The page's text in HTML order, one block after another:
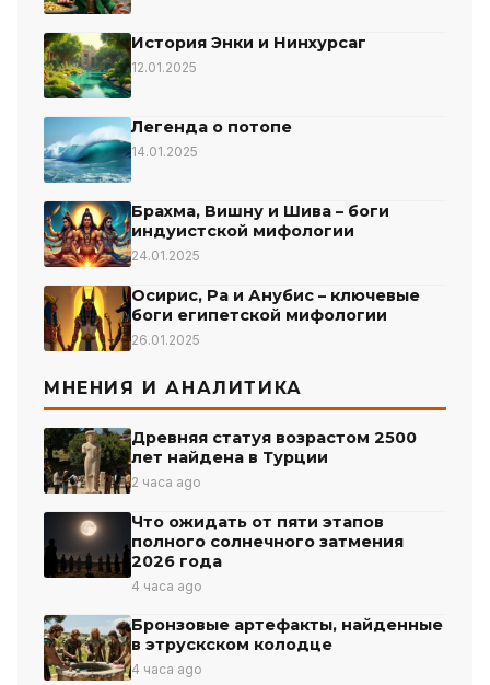
История Энки и Нинхурсаг
12.01.2025
Легенда о потопе
14.01.2025
Брахма, Вишну и Шива – боги
индуистской мифологии
24.01.2025
Осирис, Ра и Анубис – ключевые
боги египетской мифологии
26.01.2025
МНЕНИЯ И АНАЛИТИКА
Древняя статуя возрастом 2500
лет найдена в Турции
2 часа ago
Что ожидать от пяти этапов
полного солнечного затмения
2026 года
4 часа ago
Бронзовые артефакты, найденные
в этрускском колодце
4 часа ago